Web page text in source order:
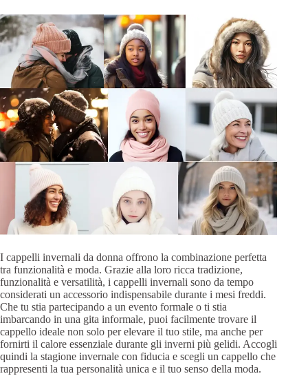
I cappelli invernali da donna offrono la combinazione perfetta
tra funzionalità e moda. Grazie alla loro ricca tradizione,
funzionalità e versatilità, i cappelli invernali sono da tempo
considerati un accessorio indispensabile durante i mesi freddi.
Che tu stia partecipando a un evento formale o ti stia
imbarcando in una gita informale, puoi facilmente trovare il
cappello ideale non solo per elevare il tuo stile, ma anche per
fornirti il calore essenziale durante gli inverni più gelidi. Accogli
quindi la stagione invernale con fiducia e scegli un cappello che
rappresenti la tua personalità unica e il tuo senso della moda.